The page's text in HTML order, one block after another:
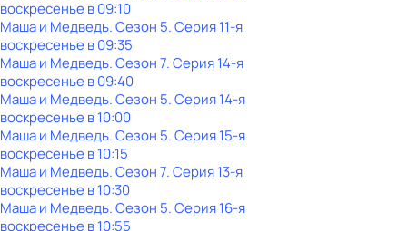
воскресенье в09:10
Маша и Медведь. Сезон 5. Серия 11-я
воскресенье в09:35
Маша и Медведь. Сезон 7. Серия 14-я
воскресенье в09:40
Маша и Медведь. Сезон 5. Серия 14-я
воскресенье в10:00
Маша и Медведь. Сезон 5. Серия 15-я
воскресенье в10:15
Маша и Медведь. Сезон 7. Серия 13-я
воскресенье в10:30
Маша и Медведь. Сезон 5. Серия 16-я
воскресенье в10:55